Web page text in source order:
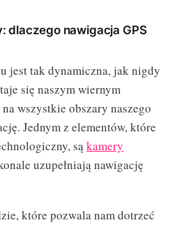
dlaczego nawigacja GPS
jest tak dynamiczna, jak nigdy
się naszym wiernym
wszystkie obszary naszego
Jednym z elementów, które
sąkamery
uzupełniają nawigację
które pozwala nam dotrzeć